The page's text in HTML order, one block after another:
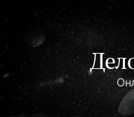
содержимому